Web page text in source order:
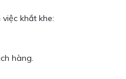
khắt khe:
hàng.